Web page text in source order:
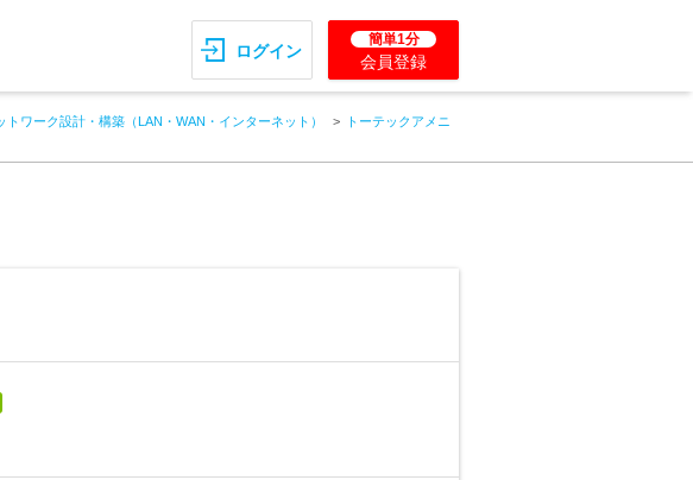
ログイン
簡単1分
会員登録
トワーク設計・構築（LAN・WAN・インターネット）
トーテックアメニ